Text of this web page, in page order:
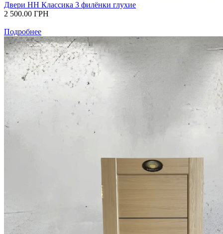
Двери НН Классика 3 филёнки глухие
2 500.00 ГРН
Подробнее